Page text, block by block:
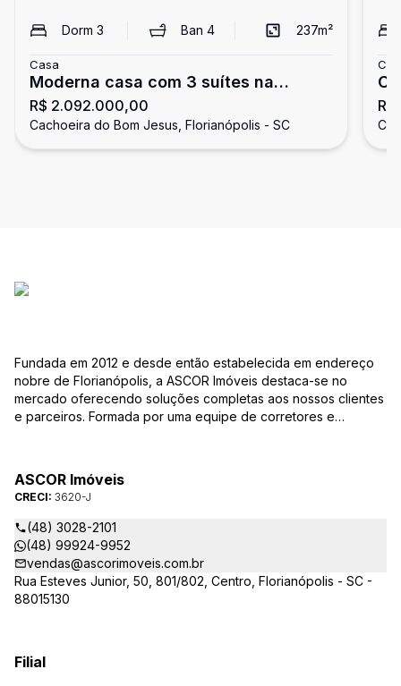
Dorm 3 Ban 4 237m²
Casa
Moderna casa com 3 suítes na
Cachoeira do Bom Jesus -
Florianópolis
R$ 2.092.000,00
Cachoeira do Bom Jesus, Florianópolis - SC
Fundada em 2012 e desde então estabelecida em endereço
nobre de Florianópolis, a ASCOR Imóveis destaca-se no
mercado oferecendo soluções completas aos nossos clientes
e parceiros. Formada por uma equipe de corretores e
está baseado numa relação de confiança mútua, inteligência
de negócios e busca das melhores oportunidades para quem
quer comprar, vender ou alugar um imóvel nessa fascinante
cidade. Durante este tempo de trabalho, aprimoramos a
qualidade dos nossos serviços, buscando sempre
proporcionar a melhor experiência e segurança para clientes
compradores, vendedores, inquilinos e proprietários.
Sabendo que os pequenos detalhes fazem a diferença, nossa
transacionamos um valor considerável em imóveis, mas a
ASCOR Imóveis
CRECI: 3620-J
(48) 3028-2101
(48) 99924-9952
vendas@ascorimoveis.com.br
Rua Esteves Junior, 50, 801/802, Centro, Florianópolis - SC -
88015130
Filial